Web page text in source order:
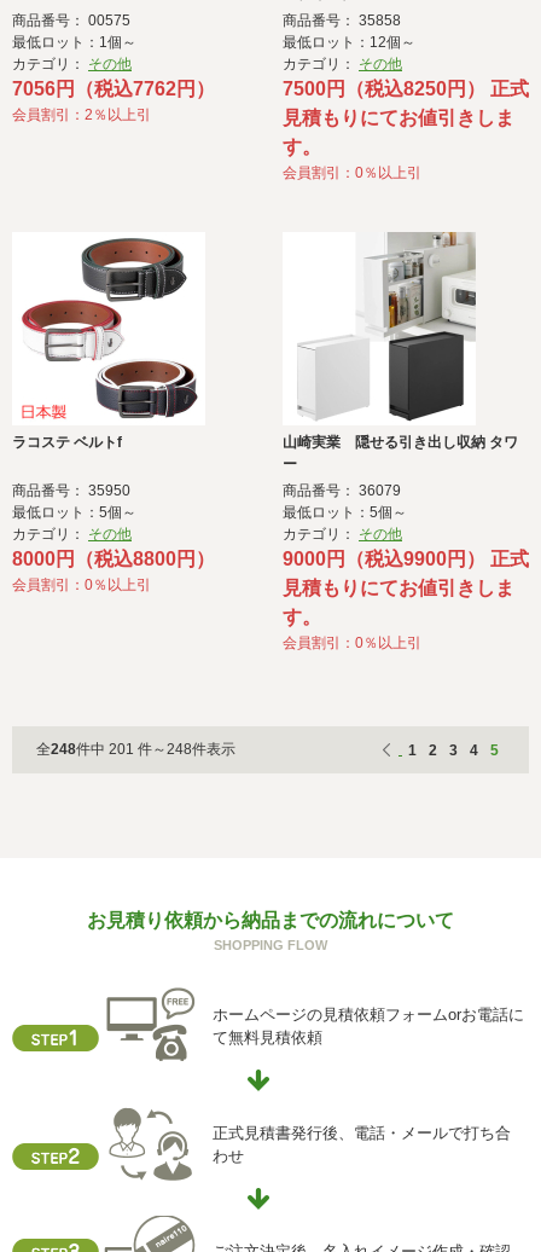
商品番号： 00575
最低ロット：1個～
カテゴリ： その他
7056円（税込7762円）
会員割引：2％以上引
商品番号： 35858
最低ロット：12個～
カテゴリ： その他
7500円（税込8250円） 正式
見積もりにてお値引きしま
す。
会員割引：0％以上引
ラコステ ベルトf
商品番号： 35950
最低ロット：5個～
カテゴリ： その他
8000円（税込8800円）
会員割引：0％以上引
山崎実業 隠せる引き出し収納 タワ
ー
商品番号： 36079
最低ロット：5個～
カテゴリ： その他
9000円（税込9900円） 正式
見積もりにてお値引きしま
す。
会員割引：0％以上引
全248件中 201 件～248件表示 1 2 3 4 5
お見積り依頼から納品までの流れについて
SHOPPING FLOW
ホームページの見積依頼フォームorお電話に
て無料見積依頼
正式見積書発行後、電話・メールで打ち合
わせ